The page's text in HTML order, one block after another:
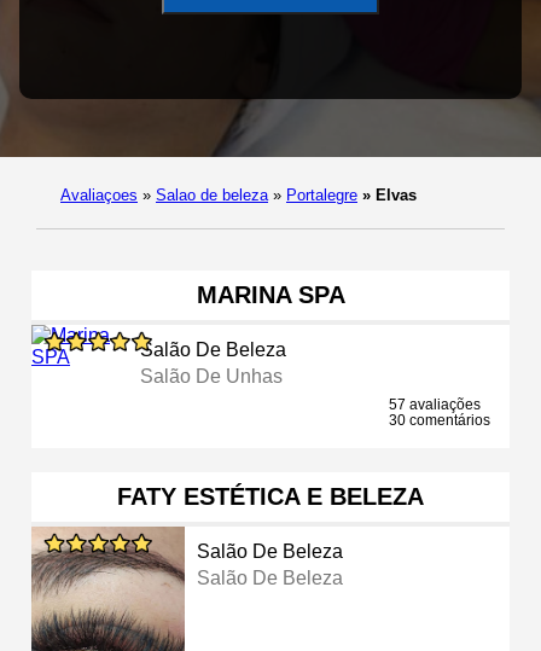
Avaliaçoes » Salao de beleza » Portalegre » Elvas
MARINA SPA
Salão De Beleza
Salão De Unhas
57 avaliações
30 comentários
FATY ESTÉTICA E BELEZA
Salão De Beleza
Salão De Beleza